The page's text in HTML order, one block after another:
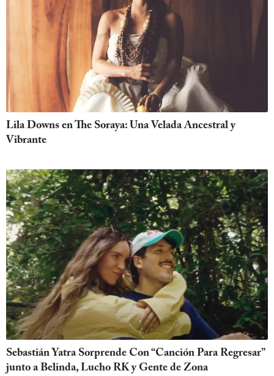
Lila Downs en The Soraya: Una Velada Ancestral y
Vibrante
Sebastián Yatra Sorprende Con “Canción Para Regresar”
junto a Belinda, Lucho RK y Gente de Zona